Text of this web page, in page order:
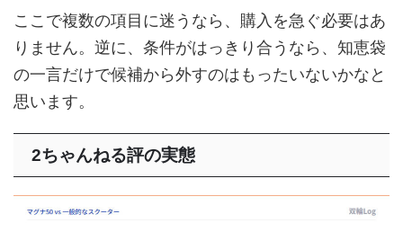
ここで複数の項目に迷うなら、購入を急ぐ必要はあ
りません。逆に、条件がはっきり合うなら、知恵袋
の一言だけで候補から外すのはもったいないかなと
思います。
2ちゃんねる評の実態